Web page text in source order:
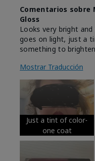
Comentarios sobre
Gloss
Looks very bright
goes on light, just a
something to
Mostrar Traducción
Just a tint of color-
one coat